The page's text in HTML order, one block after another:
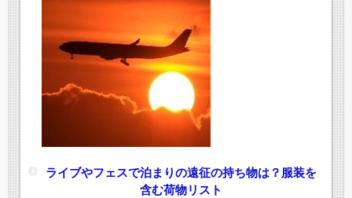
ライブやフェスで泊まりの遠征の持ち物は？服装を
含む荷物リスト